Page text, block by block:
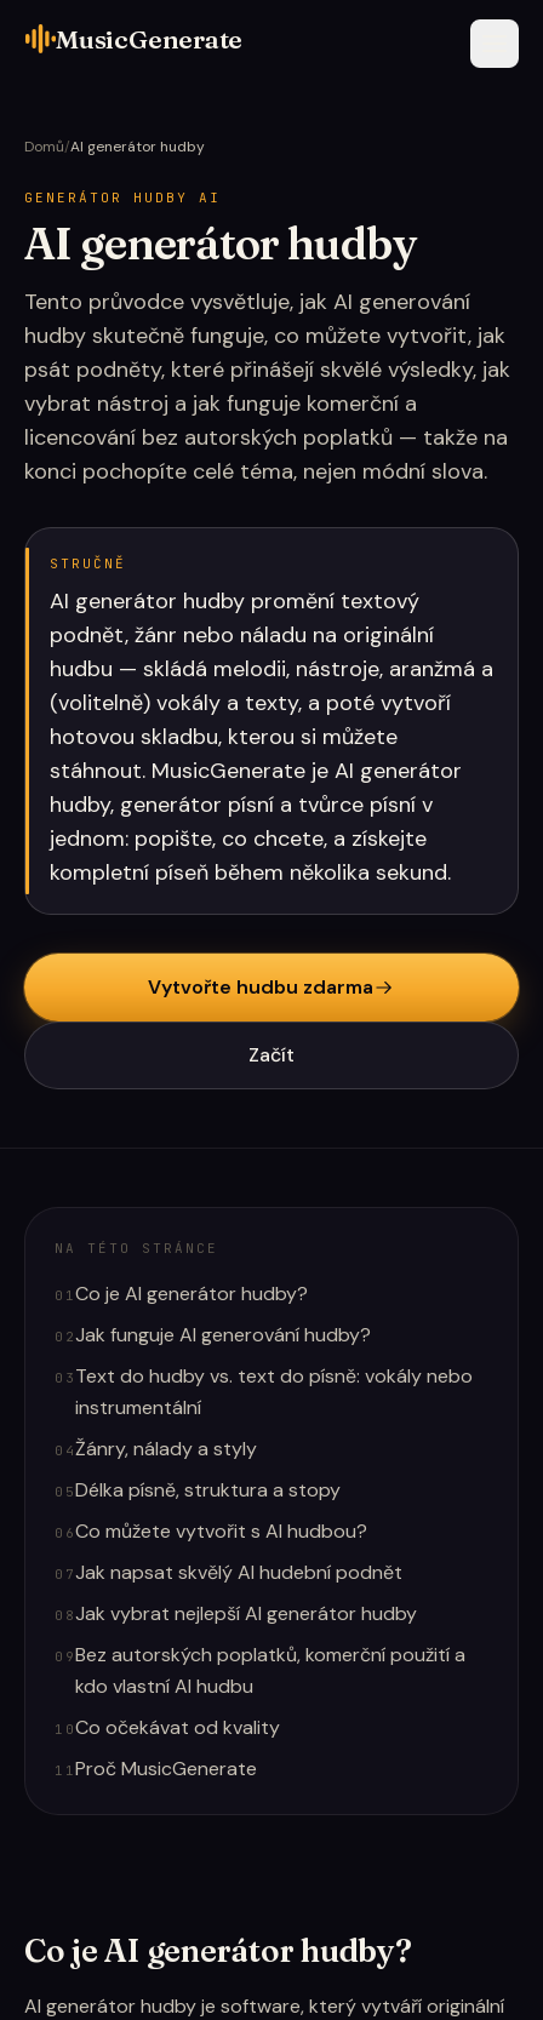
MusicGenerate
Domů/AI generátor hudby
GENERÁTOR HUDBY AI
AI generátor hudby
Tento průvodce vysvětluje, jak AI generování
hudby skutečně funguje, co můžete vytvořit, jak
psát podněty, které přinášejí skvělé výsledky, jak
vybrat nástroj a jak funguje komerční a
licencování bez autorských poplatků — takže na
konci pochopíte celé téma, nejen módní slova.
STRUČNĚ
AI generátor hudby promění textový
podnět, žánr nebo náladu na originální
hudbu — skládá melodii, nástroje, aranžmá a
(volitelně) vokály a texty, a poté vytvoří
hotovou skladbu, kterou si můžete
stáhnout. MusicGenerate je AI generátor
hudby, generátor písní a tvůrce písní v
jednom: popište, co chcete, a získejte
kompletní píseň během několika sekund.
Vytvořte hudbu zdarma
Začít
NA TÉTO STRÁNCE
01Co je AI generátor hudby?
02Jak funguje AI generování hudby?
03 Text do hudby vs. text do písně: vokály nebo
instrumentální
04Žánry, nálady a styly
05Délka písně, struktura a stopy
06Co můžete vytvořit s AI hudbou?
07Jak napsat skvělý AI hudební podnět
08Jak vybrat nejlepší AI generátor hudby
09Bez autorských poplatků, komerční použití a
kdo vlastní AI hudbu
10Co očekávat od kvality
11Proč MusicGenerate
Co je AI generátor hudby?
AI generátor hudby je software, který vytváří originální